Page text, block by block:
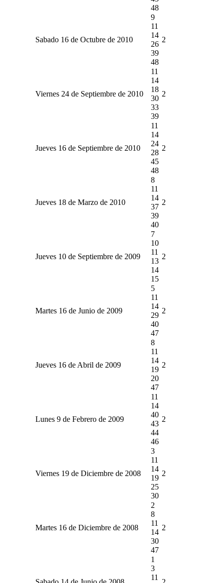
48
Sabado 16 de Octubre de 2010
9
11
14
26
39
48
2
Viernes 24 de Septiembre de 2010
11
14
18
30
33
39
2
Jueves 16 de Septiembre de 2010
11
14
24
28
45
48
2
Jueves 18 de Marzo de 2010
8
11
14
37
39
40
2
Jueves 10 de Septiembre de 2009
7
10
11
13
14
15
2
Martes 16 de Junio de 2009
5
11
14
29
40
47
2
Jueves 16 de Abril de 2009
8
11
14
19
20
47
2
Lunes 9 de Febrero de 2009
11
14
40
43
44
46
2
Viernes 19 de Diciembre de 2008
3
11
14
19
25
30
2
Martes 16 de Diciembre de 2008
2
8
11
14
30
47
2
1
3
11